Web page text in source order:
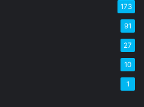
173
91
27
10
1